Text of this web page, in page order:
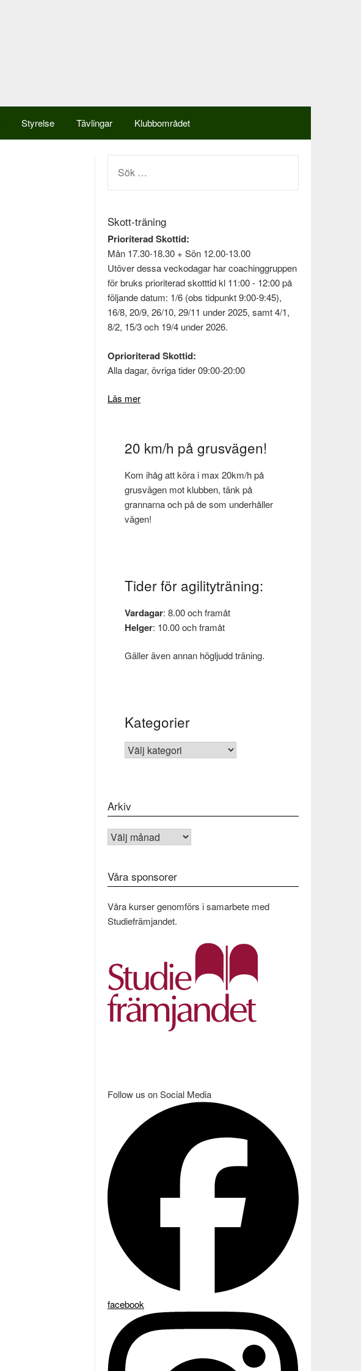
Styrelse Tävlingar Klubbområdet
EFTER:
Skott-träning
Prioriterad Skottid:
Mån 17.30-18.30 + Sön 12.00-13.00
Utöver dessa veckodagar har coachinggruppen
för bruks prioriterad skotttid kl 11:00 - 12:00 på
följande datum: 1/6 (obs tidpunkt 9:00-9:45),
16/8, 20/9, 26/10, 29/11 under 2025, samt 4/1,
8/2, 15/3 och 19/4 under 2026.
Oprioriterad Skottid:
Alla dagar, övriga tider 09:00-20:00
Läs mer
20 km/h på grusvägen!
Kom ihåg att köra i max 20km/h på
grusvägen mot klubben, tänk på
grannarna och på de som underhåller
vägen!
Tider för agilityträning:
Vardagar: 8.00 och framåt
Helger: 10.00 och framåt
Gäller även annan högljudd träning.
Kategorier
KATEGORIER
Arkiv
Arkiv
Våra sponsorer
Våra kurser genomförs i samarbete med
Studiefrämjandet.
Follow us on Social Media
facebook